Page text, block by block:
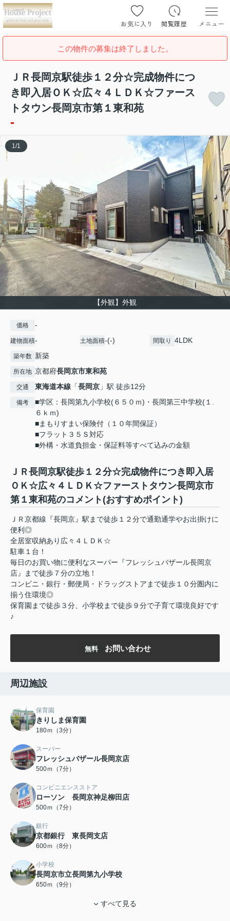
お気に入り 閲覧履歴 メニュー
この物件の募集は終了しました。
ＪＲ長岡京駅徒歩１２分☆完成物件につ
き即入居ＯＫ☆広々４ＬＤＫ☆ファース
トタウン長岡京市第１東和苑
-
【外観】外観
1 /1
価格 -
建物面積- 土地面積-(-) 間取り 4LDK
築年数 新築
所在地 京都府長岡京市東和苑
交通 東海道本線 「長岡京 」駅 徒歩12分
備考
■学区：長岡第九小学校(６５０ｍ)・長岡第三中学校(１.
６ｋｍ)
■まもりすまい保険付（１０年間保証）
■フラット３５Ｓ対応
■外構・水道負担金・保証料等すべて込みの金額
ＪＲ長岡京駅徒歩１２分☆完成物件につき即入居
ＯＫ☆広々４ＬＤＫ☆ファーストタウン長岡京市
第１東和苑のコメント(おすすめポイント)
ＪＲ京都線『長岡京』駅まで徒歩１２分で通勤通学やお出掛けに
便利◎
全居室収納あり広々４ＬＤＫ☆
駐車１台！
毎日のお買い物に便利なスーパー『フレッシュバザール長岡京
店』まで徒歩７分の立地！
コンビニ・銀行・郵便局・ドラッグストアまで徒歩１０分圏内に
揃う住環境◎
保育園まで徒歩３分、小学校まで徒歩９分で子育て環境良好です
♪
無料 お問い合わせ
周辺施設
保育園
きりしま保育園
180ｍ（3分）
スーパー
フレッシュバザール長岡京店
500ｍ（7分）
コンビニエンスストア
ローソン 長岡京神足柳田店
500ｍ（7分）
銀行
京都銀行 東長岡支店
600ｍ（8分）
小学校
長岡京市立長岡第九小学校
650ｍ（9分）
すべて見る